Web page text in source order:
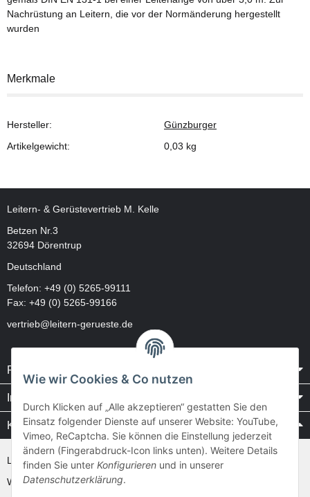
Nachrüstung an Leitern, die vor der Normänderung hergestellt
wurden
Merkmale
Hersteller:
Günzburger
Artikelgewicht:
0,03 kg
Leitern- & Gerüstevertrieb M. Kelle
Betzen Nr.3
32694 Dörentrup
Deutschland
Telefon: +49 (0) 5265-99111
Fax: +49 (0) 5265-99166
vertrieb@leitern-gerueste.de
Rechtliches
Informationen
Kataloge / Videos
Layher Videos und Downloads
WAKÜ
Wie wir Cookies & Co nutzen
Durch Klicken auf „Alle akzeptieren“ gestatten Sie den
Einsatz folgender Dienste auf unserer Website: YouTube,
Vimeo, ReCaptcha. Sie können die Einstellung jederzeit
ändern (Fingerabdruck-Icon links unten). Weitere Details
finden Sie unter Konfigurieren und in unserer
Datenschutzerklärung.